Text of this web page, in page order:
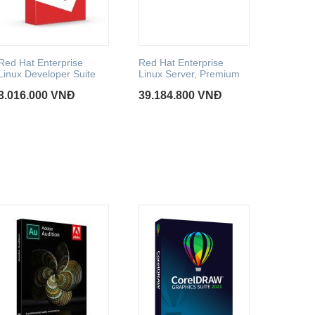
Hat Enterprise
Developer Suite
VNĐ
Red Hat Enterprise
Linux Server, Premium
39.184.800 VNĐ